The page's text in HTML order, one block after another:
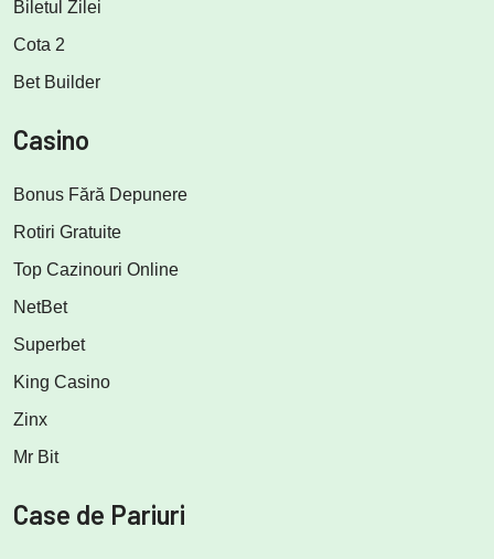
Biletul Zilei
Cota 2
Bet Builder
Casino
Bonus Fără Depunere
Rotiri Gratuite
Top Cazinouri Online
NetBet
Superbet
King Casino
Zinx
Mr Bit
Case de Pariuri